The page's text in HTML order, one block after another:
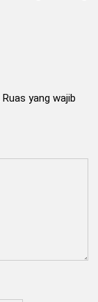
Ruas yang wajib